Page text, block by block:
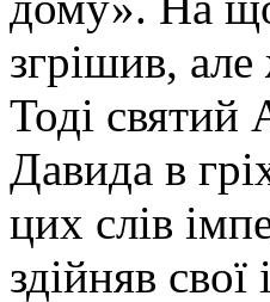
згрішив,
Тоді святий
Давида в
цих слів
здійняв